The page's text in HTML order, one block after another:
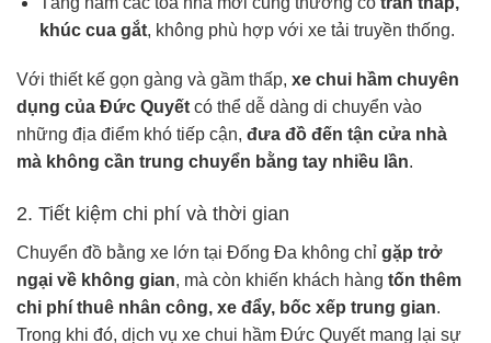
khúc cua gắt, không phù hợp với xe tải truyền thống.
Với thiết kế gọn gàng và gầm thấp, xe chui hầm chuyên
dụng của Đức Quyết có thể dễ dàng di chuyển vào
những địa điểm khó tiếp cận, đưa đồ đến tận cửa nhà
mà không cần trung chuyển bằng tay nhiều lần.
2. Tiết kiệm chi phí và thời gian
Chuyển đồ bằng xe lớn tại Đống Đa không chỉ gặp trở
ngại về không gian, mà còn khiến khách hàng tốn thêm
chi phí thuê nhân công, xe đẩy, bốc xếp trung gian.
Trong khi đó, dịch vụ xe chui hầm Đức Quyết mang lại sự